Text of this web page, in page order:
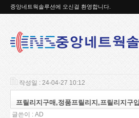
중앙네트웍솔루션에 오신걸 환영합니다.
작성일 : 24-04-27 10:12
프릴리지구매,정품프릴리지,프릴리지구입
글쓴이 : AD